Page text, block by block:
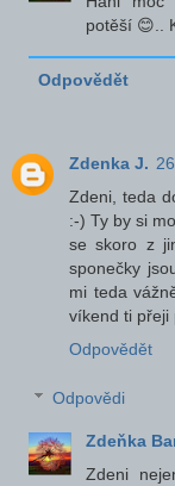
potěší 😊..
Odpovědět
Zdenka J.
Zdeni, teda
:-) Ty by si
se skoro z
sponečky
mi teda
víkend ti přeji
Odpovědět
Odpovědi
Zdeňka
Zdeni